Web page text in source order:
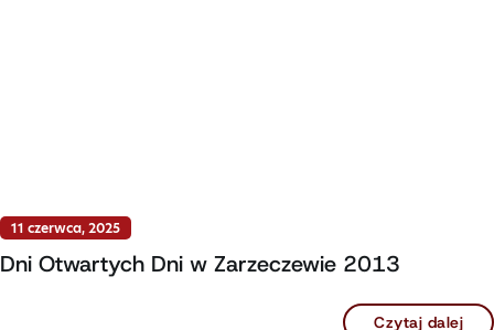
11 czerwca, 2025
Dni Otwartych Dni w Zarzeczewie 2013
Czytaj dalej